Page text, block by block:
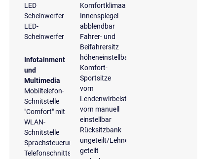
LED
Scheinwerfer
LED-
Scheinwerfer
Infotainment
und
Multimedia
Mobiltelefon-
Schnitstelle
"Comfort" mit
WLAN-
Schnitstelle
Sprachsteuerung
Telefonschnittstelle
Komfortklimaautomatik
Innenspiegel
abblendbar
Fahrer- und
Beifahrersitz
höheneinstellbar
Komfort-
Sportsitze
vorn
Lendenwirbelstütze
vorn manuell
einstellbar
Rücksitzbank
ungeteilt/Lehne
geteilt